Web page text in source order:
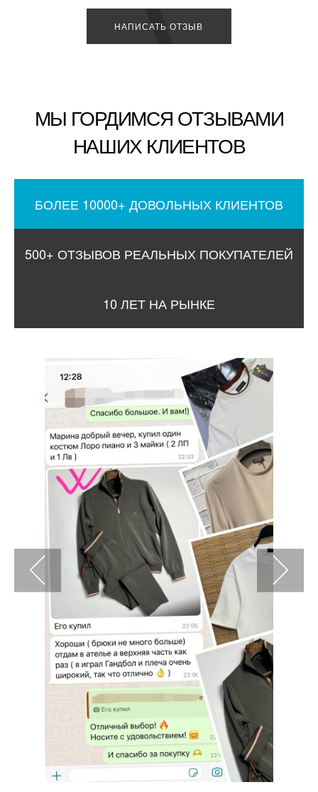
НАПИСАТЬ ОТЗЫВ
МЫ ГОРДИМСЯ ОТЗЫВАМИ
НАШИХ КЛИЕНТОВ
БОЛЕЕ 10000+ ДОВОЛЬНЫХ КЛИЕНТОВ
500+ ОТЗЫВОВ РЕАЛЬНЫХ ПОКУПАТЕЛЕЙ
10 ЛЕТ НА РЫНКЕ